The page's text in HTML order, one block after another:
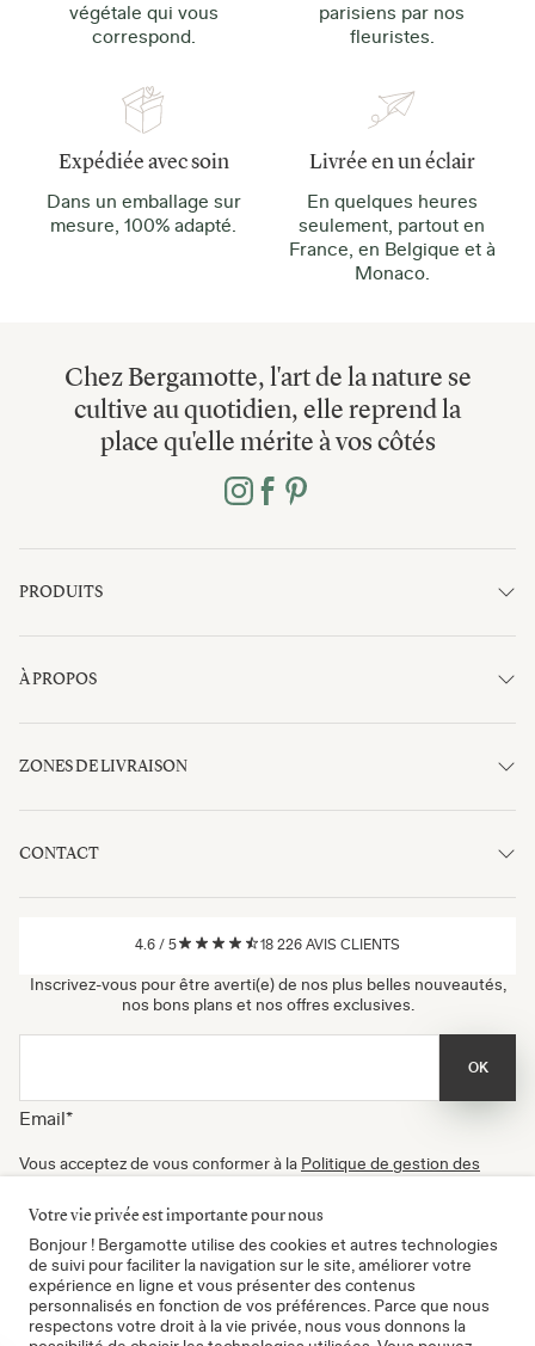
végétale qui vous
correspond.
parisiens par nos
fleuristes.
Expédiée avec soin
Dans un emballage sur
mesure, 100% adapté.
Livrée en un éclair
En quelques heures
seulement, partout en
France, en Belgique et à
Monaco.
Chez Bergamotte, l'art de la nature se
cultive au quotidien, elle reprend la
place qu'elle mérite à vos côtés
PRODUITS
À PROPOS
ZONES DE LIVRAISON
CONTACT
4.6 / 5 18 226 AVIS CLIENTS
Inscrivez-vous pour être averti(e) de nos plus belles nouveautés,
nos bons plans et nos offres exclusives.
Email*
OK
Vous acceptez de vous conformer à la Politique de gestion des
newsletters. Vous pouvez vous désinscrire à tout moment.
Certifié B Corp
Votre vie privée est importante pour nous
Bonjour ! Bergamotte utilise des cookies et autres technologies
de suivi pour faciliter la navigation sur le site, améliorer votre
expérience en ligne et vous présenter des contenus
personnalisés en fonction de vos préférences. Parce que nous
respectons votre droit à la vie privée, nous vous donnons la